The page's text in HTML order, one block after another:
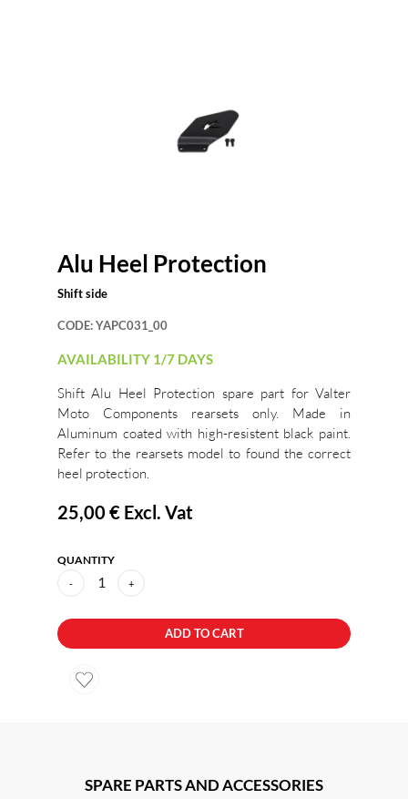
Alu Heel Protection
Shift side
CODE:YAPC031_00
AVAILABILITY 1/7 DAYS
Shift Alu Heel Protection spare part for Valter
Moto Components rearsets only. Made in
Aluminum coated with high-resistent black paint.
Refer to the rearsets model to found the correct
heel protection.
25,00 € Excl. Vat
QUANTITY
- 1 +
ADD TO CART
SPARE PARTS AND ACCESSORIES